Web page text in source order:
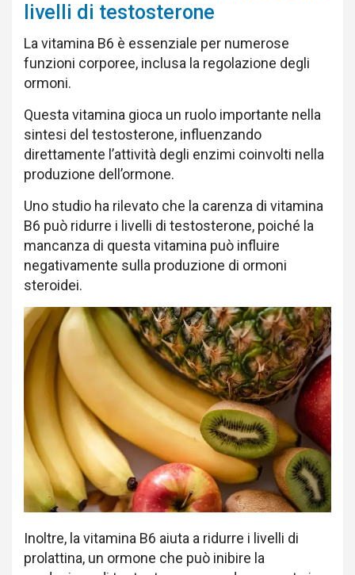
livelli di testosterone
La vitamina B6 è essenziale per numerose
funzioni corporee, inclusa la regolazione degli
ormoni.
Questa vitamina gioca un ruolo importante nella
sintesi del testosterone, influenzando
direttamente l’attività degli enzimi coinvolti nella
produzione dell’ormone.
Uno studio ha rilevato che la carenza di vitamina
B6 può ridurre i livelli di testosterone, poiché la
mancanza di questa vitamina può influire
negativamente sulla produzione di ormoni
steroidei.
Inoltre, la vitamina B6 aiuta a ridurre i livelli di
prolattina, un ormone che può inibire la